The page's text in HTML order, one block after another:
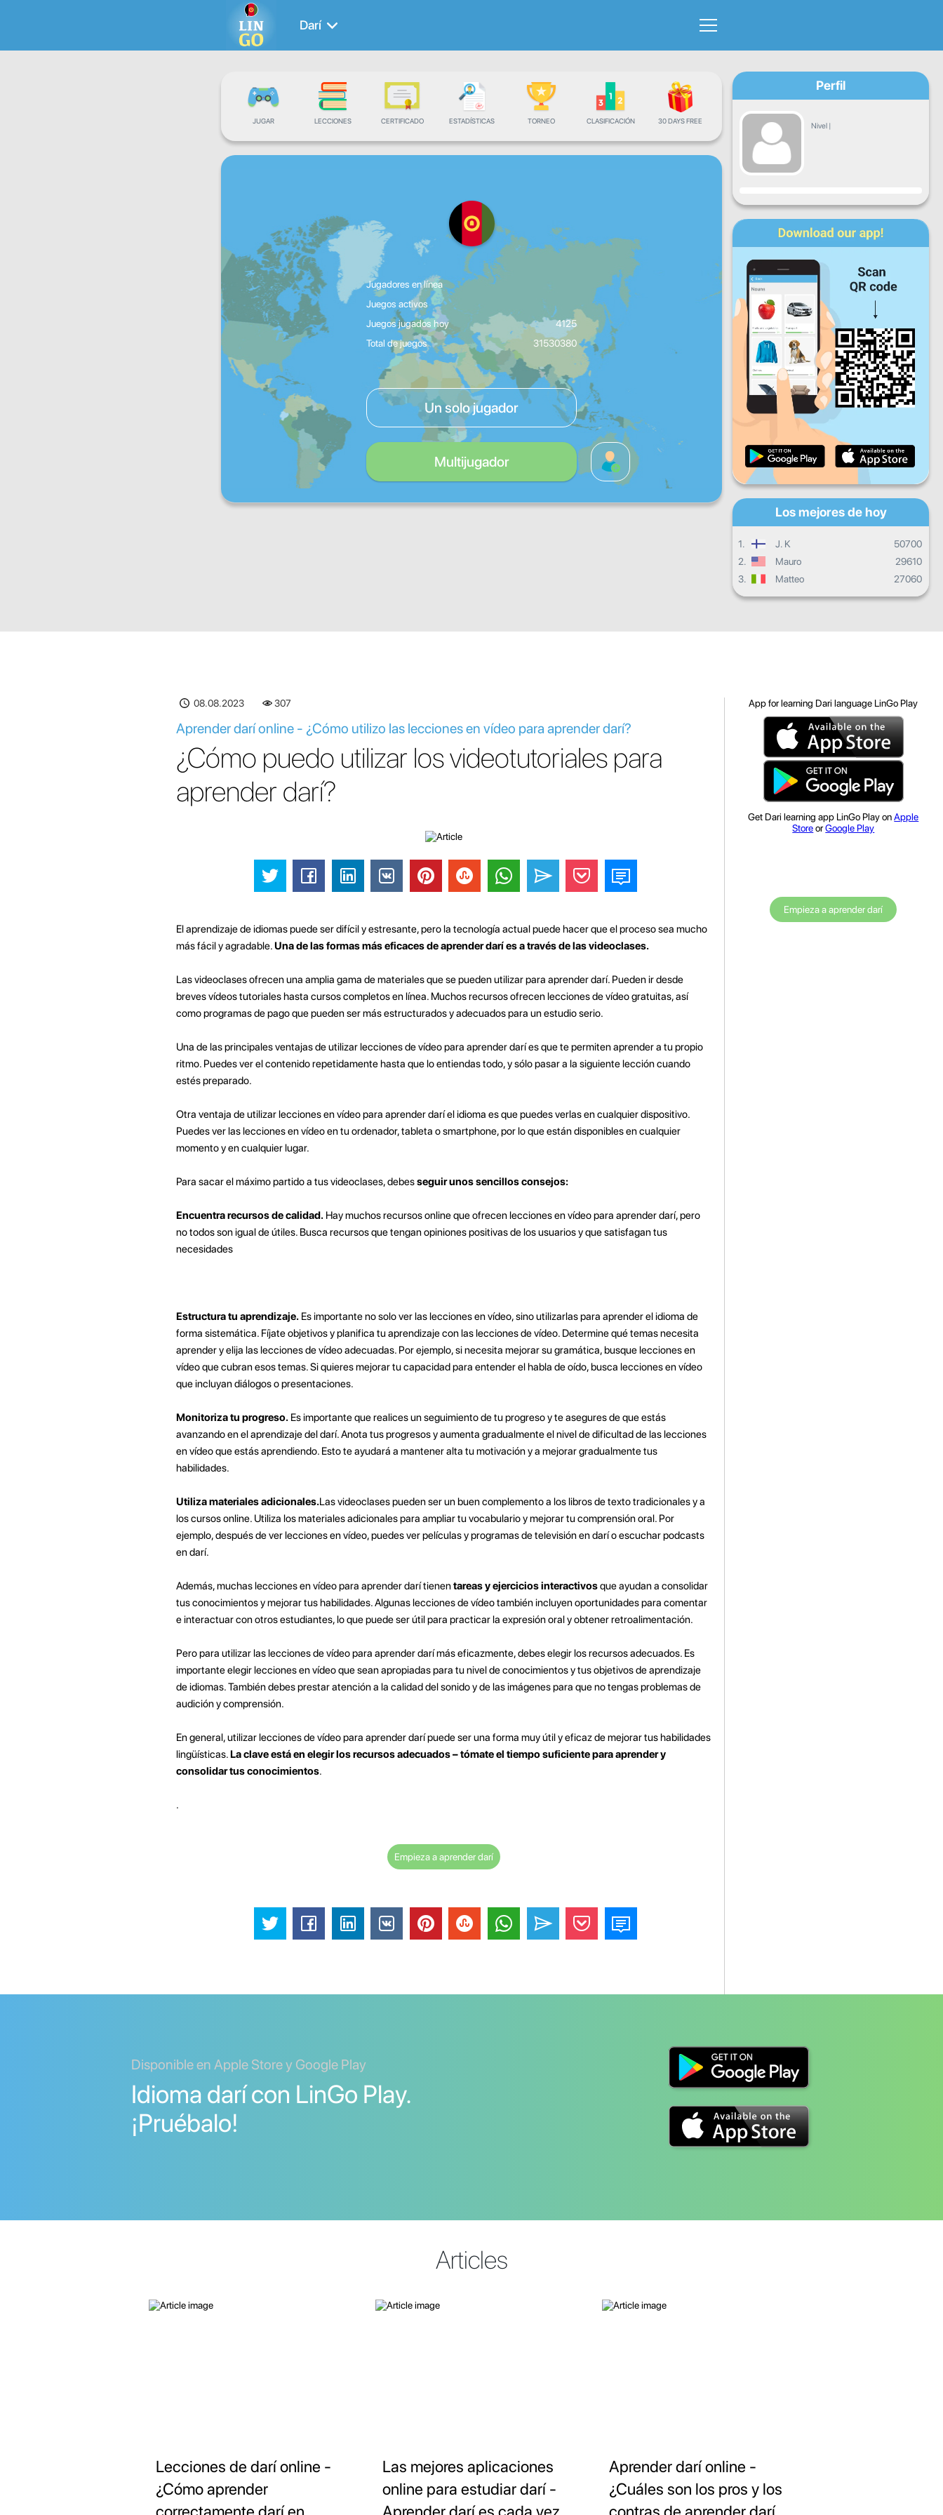
Darí
JUGAR LECCIONES CERTIFICADO ESTADÍSTICAS TORNEO CLASIFICACIÓN 30 DAYS FREE
Jugadores en línea
Juegos activos
Juegos jugados hoy
4125
Total de juegos
31530380
Un solo jugador
Multijugador
Perfil
Nivel |
Progreso
Lun Mié Jue
Sáb Dom
Progreso diario
Progreso mensual
Progreso general
Los mejores de hoy
1. J. K
50700
2.
Mauro
29610
3.
Matteo 27060
08.08.2023 307
Aprender darí online - ¿Cómo utilizo las lecciones en vídeo para aprender darí?
¿Cómo puedo utilizar los videotutoriales para
aprender darí?
El aprendizaje de idiomas puede ser difícil y estresante, pero la tecnología actual puede hacer que el proceso sea mucho
más fácil y agradable.Una de las formas más eficaces de aprender darí es a través de las videoclases.
Las videoclases ofrecen una amplia gama de materiales que se pueden utilizar para aprender darí. Pueden ir desde
breves vídeos tutoriales hasta cursos completos en línea. Muchos recursos ofrecen lecciones de vídeo gratuitas, así
como programas de pago que pueden ser más estructurados y adecuados para un estudio serio.
Una de las principales ventajas de utilizar lecciones de vídeo para aprender darí es que te permiten aprender a tu propio
ritmo. Puedes ver el contenido repetidamente hasta que lo entiendas todo, y sólo pasar a la siguiente lección cuando
estés preparado.
Otra ventaja de utilizar lecciones en vídeo para aprender darí el idioma es que puedes verlas en cualquier dispositivo.
Puedes ver las lecciones en vídeo en tu ordenador, tableta o smartphone, por lo que están disponibles en cualquier
momento y en cualquier lugar.
Para sacar el máximo partido a tus videoclases, debesseguir unos sencillos consejos:
Encuentra recursos de calidad.Hay muchos recursos online que ofrecen lecciones en vídeo para aprender darí, pero
no todos son igual de útiles. Busca recursos que tengan opiniones positivas de los usuarios y que satisfagan tus
necesidades
Estructura tu aprendizaje.Es importante no solo ver las lecciones en vídeo, sino utilizarlas para aprender el idioma de
forma sistemática. Fíjate objetivos y planifica tu aprendizaje con las lecciones de vídeo. Determine qué temas necesita
aprender y elija las lecciones de vídeo adecuadas. Por ejemplo, si necesita mejorar su gramática, busque lecciones en
vídeo que cubran esos temas. Si quieres mejorar tu capacidad para entender el habla de oído, busca lecciones en vídeo
que incluyan diálogos o presentaciones.
Monitoriza tu progreso.Es importante que realices un seguimiento de tu progreso y te asegures de que estás
avanzando en el aprendizaje del darí. Anota tus progresos y aumenta gradualmente el nivel de dificultad de las lecciones
en vídeo que estás aprendiendo. Esto te ayudará a mantener alta tu motivación y a mejorar gradualmente tus
habilidades.
Utiliza materiales adicionales.Las videoclases pueden ser un buen complemento a los libros de texto tradicionales y a
los cursos online. Utiliza los materiales adicionales para ampliar tu vocabulario y mejorar tu comprensión oral. Por
ejemplo, después de ver lecciones en vídeo, puedes ver películas y programas de televisión en darí o escuchar podcasts
en darí.
Además, muchas lecciones en vídeo para aprender darí tienentareas y ejercicios interactivosque ayudan a consolidar
tus conocimientos y mejorar tus habilidades. Algunas lecciones de vídeo también incluyen oportunidades para comentar
e interactuar con otros estudiantes, lo que puede ser útil para practicar la expresión oral y obtener retroalimentación.
Pero para utilizar las lecciones de vídeo para aprender darí más eficazmente, debes elegir los recursos adecuados. Es
importante elegir lecciones en vídeo que sean apropiadas para tu nivel de conocimientos y tus objetivos de aprendizaje
de idiomas. También debes prestar atención a la calidad del sonido y de las imágenes para que no tengas problemas de
audición y comprensión.
En general, utilizar lecciones de vídeo para aprender darí puede ser una forma muy útil y eficaz de mejorar tus habilidades
lingüísticas.La clave está en elegir los recursos adecuados – tómate el tiempo suficiente para aprender y
consolidar tus conocimientos.
.
Empieza a aprender darí
App for learning Dari language LinGo Play
Get Dari learning app LinGo Play onApple
StoreorGoogle Play
Empieza a aprender darí
Disponible en Apple Store y Google Play
Idioma darí con LinGo Play.
¡Pruébalo!
Articles
Lecciones de darí online -
¿Cómo aprender
Las mejores aplicaciones
online para estudiar darí -
Aprender darí online -
¿Cuáles son los pros y los